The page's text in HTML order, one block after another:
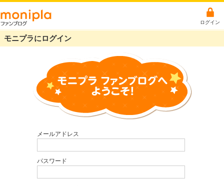
ログイン
モニプラにログイン
メールアドレス
パスワード